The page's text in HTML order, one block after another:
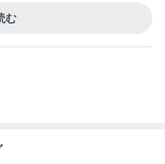
む